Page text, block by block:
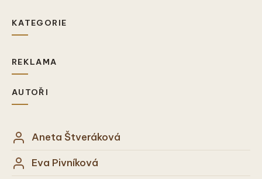
KATEGORIE
REKLAMA
AUTOŘI
Aneta Štveráková
Eva Pivníková